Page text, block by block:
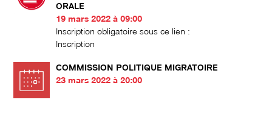
ORALE
19 mars 2022 à 09:00
Inscription obligatoire sous ce lien :
Inscription
COMMISSION POLITIQUE MIGRATOIRE
23 mars 2022 à 20:00